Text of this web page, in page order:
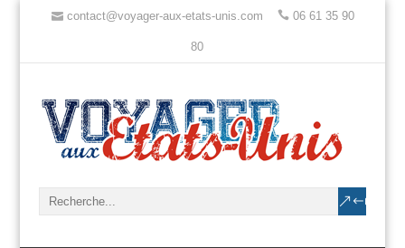
contact@voyager-aux-etats-unis.com 06 61 35 90
80